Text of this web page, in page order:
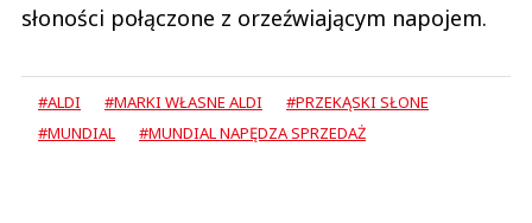
słoności połączone z orzeźwiającym napojem.
#ALDI #MARKI WŁASNE ALDI
#PRZEKĄSKI SŁONE
#MUNDIAL
#MUNDIAL NAPĘDZA SPRZEDAŻ